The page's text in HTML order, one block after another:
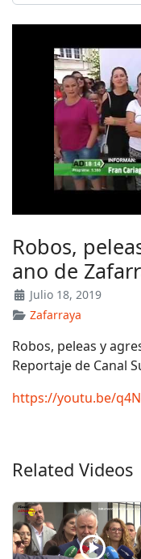
Robos,
ano de
Julio 18, 2019
Zafarraya
Robos, peleas y
Reportaje de Canal
https://youtu.be/
Related Videos